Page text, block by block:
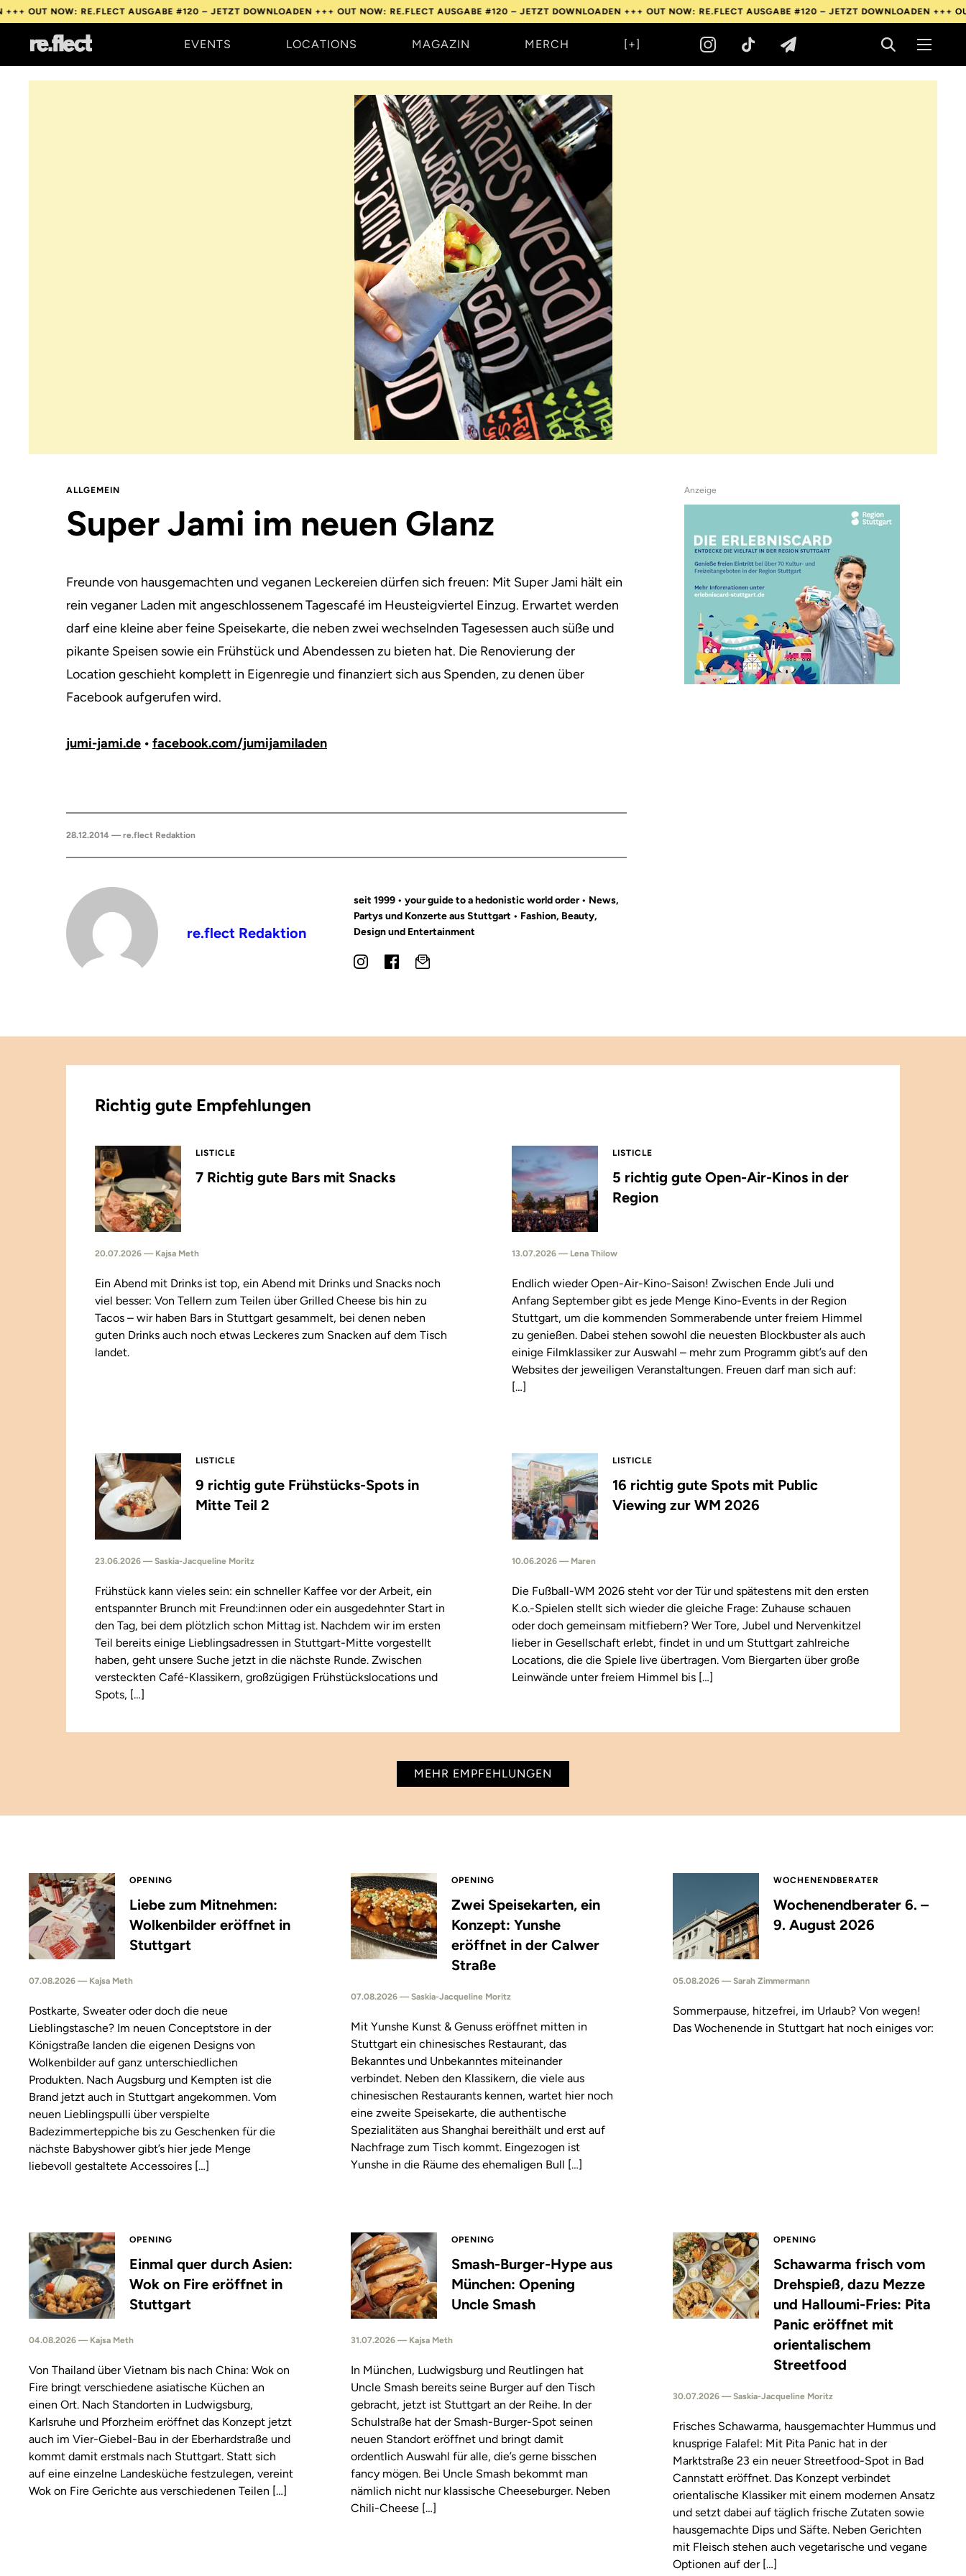
NOW: RE.FLECT AUSGABE #120 – JETZT DOWNLOADEN +++OUT NOW: RE.FLECT AUSGABE #120 – JETZT DOWNLOADEN +++OUT NOW: RE.FLECT AUSGABE #120 – JETZT DOWNLOADEN +++OUT NOW:
EVENTS LOCATIONS MAGAZIN MERCH [+]
ALLGEMEIN
Super Jami im neuen Glanz
Freunde von hausgemachten und veganen Leckereien dürfen sich freuen: Mit Super Jami hält ein
rein veganer Laden mit angeschlossenem Tagescafé im Heusteigviertel Einzug. Erwartet werden
darf eine kleine aber feine Speisekarte, die neben zwei wechselnden Tagesessen auch süße und
pikante Speisen sowie ein Frühstück und Abendessen zu bieten hat. Die Renovierung der
Location geschieht komplett in Eigenregie und finanziert sich aus Spenden, zu denen über
Facebook aufgerufen wird.
jumi-jami.de • facebook.com/jumijamiladen
28.12.2014 — re.flect Redaktion
re.flect Redaktion
seit 1999 • your guide to a hedonistic world order • News,
Partys und Konzerte aus Stuttgart • Fashion, Beauty,
Design und Entertainment
Anzeige
Richtig gute Empfehlungen
LISTICLE
7 Richtig gute Bars mit Snacks
20.07.2026 — Kajsa Meth
Ein Abend mit Drinks ist top, ein Abend mit Drinks und Snacks noch
viel besser: Von Tellern zum Teilen über Grilled Cheese bis hin zu
Tacos – wir haben Bars in Stuttgart gesammelt, bei denen neben
guten Drinks auch noch etwas Leckeres zum Snacken auf dem Tisch
landet.
LISTICLE
5 richtig gute Open-Air-Kinos in der
Region
13.07.2026 — Lena Thilow
Endlich wieder Open-Air-Kino-Saison! Zwischen Ende Juli und
Anfang September gibt es jede Menge Kino-Events in der Region
Stuttgart, um die kommenden Sommerabende unter freiem Himmel
zu genießen. Dabei stehen sowohl die neuesten Blockbuster als auch
einige Filmklassiker zur Auswahl – mehr zum Programm gibt’s auf den
Websites der jeweiligen Veranstaltungen. Freuen darf man sich auf:
[…]
LISTICLE
9 richtig gute Frühstücks-Spots in
Mitte Teil 2
23.06.2026 — Saskia-Jacqueline Moritz
Frühstück kann vieles sein: ein schneller Kaffee vor der Arbeit, ein
entspannter Brunch mit Freund:innen oder ein ausgedehnter Start in
den Tag, bei dem plötzlich schon Mittag ist. Nachdem wir im ersten
Teil bereits einige Lieblingsadressen in Stuttgart-Mitte vorgestellt
haben, geht unsere Suche jetzt in die nächste Runde. Zwischen
versteckten Café-Klassikern, großzügigen Frühstückslocations und
Spots, […]
LISTICLE
16 richtig gute Spots mit Public
Viewing zur WM 2026
10.06.2026 — Maren
Die Fußball-WM 2026 steht vor der Tür und spätestens mit den ersten
K.o.-Spielen stellt sich wieder die gleiche Frage: Zuhause schauen
oder doch gemeinsam mitfiebern? Wer Tore, Jubel und Nervenkitzel
lieber in Gesellschaft erlebt, findet in und um Stuttgart zahlreiche
Locations, die die Spiele live übertragen. Vom Biergarten über große
Leinwände unter freiem Himmel bis […]
MEHR EMPFEHLUNGEN
OPENING
Liebe zum Mitnehmen:
Wolkenbilder eröffnet in
Stuttgart
07.08.2026 — Kajsa Meth
Postkarte, Sweater oder doch die neue
Lieblingstasche? Im neuen Conceptstore in der
Königstraße landen die eigenen Designs von
Wolkenbilder auf ganz unterschiedlichen
Produkten. Nach Augsburg und Kempten ist die
Brand jetzt auch in Stuttgart angekommen. Vom
neuen Lieblingspulli über verspielte
Badezimmerteppiche bis zu Geschenken für die
nächste Babyshower gibt’s hier jede Menge
liebevoll gestaltete Accessoires […]
OPENING
Zwei Speisekarten, ein
Konzept: Yunshe
eröffnet in der Calwer
Straße
07.08.2026 — Saskia-Jacqueline Moritz
Mit Yunshe Kunst & Genuss eröffnet mitten in
Stuttgart ein chinesisches Restaurant, das
Bekanntes und Unbekanntes miteinander
verbindet. Neben den Klassikern, die viele aus
chinesischen Restaurants kennen, wartet hier noch
eine zweite Speisekarte, die authentische
Spezialitäten aus Shanghai bereithält und erst auf
Nachfrage zum Tisch kommt. Eingezogen ist
Yunshe in die Räume des ehemaligen Bull […]
WOCHENENDBERATER
Wochenendberater 6. –
9. August 2026
05.08.2026 — Sarah Zimmermann
Sommerpause, hitzefrei, im Urlaub? Von wegen!
Das Wochenende in Stuttgart hat noch einiges vor:
OPENING
Einmal quer durch Asien:
Wok on Fire eröffnet in
Stuttgart
04.08.2026 — Kajsa Meth
Von Thailand über Vietnam bis nach China: Wok on
Fire bringt verschiedene asiatische Küchen an
einen Ort. Nach Standorten in Ludwigsburg,
Karlsruhe und Pforzheim eröffnet das Konzept jetzt
auch im Vier-Giebel-Bau in der Eberhardstraße und
kommt damit erstmals nach Stuttgart. Statt sich
auf eine einzelne Landesküche festzulegen, vereint
Wok on Fire Gerichte aus verschiedenen Teilen […]
OPENING
Smash-Burger-Hype aus
München: Opening
Uncle Smash
31.07.2026 — Kajsa Meth
In München, Ludwigsburg und Reutlingen hat
Uncle Smash bereits seine Burger auf den Tisch
gebracht, jetzt ist Stuttgart an der Reihe. In der
Schulstraße hat der Smash-Burger-Spot seinen
neuen Standort eröffnet und bringt damit
ordentlich Auswahl für alle, die’s gerne bisschen
fancy mögen. Bei Uncle Smash bekommt man
nämlich nicht nur klassische Cheeseburger. Neben
Chili-Cheese […]
OPENING
Schawarma frisch vom
Drehspieß, dazu Mezze
und Halloumi-Fries: Pita
Panic eröffnet mit
orientalischem
Streetfood
30.07.2026 — Saskia-Jacqueline Moritz
Frisches Schawarma, hausgemachter Hummus und
knusprige Falafel: Mit Pita Panic hat in der
Marktstraße 23 ein neuer Streetfood-Spot in Bad
Cannstatt eröffnet. Das Konzept verbindet
orientalische Klassiker mit einem modernen Ansatz
und setzt dabei auf täglich frische Zutaten sowie
hausgemachte Dips und Säfte. Neben Gerichten
mit Fleisch stehen auch vegetarische und vegane
Optionen auf der […]